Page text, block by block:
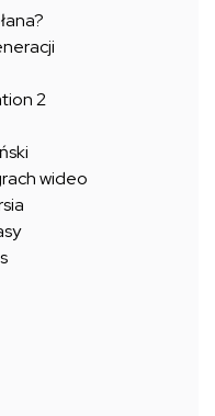
2
wideo